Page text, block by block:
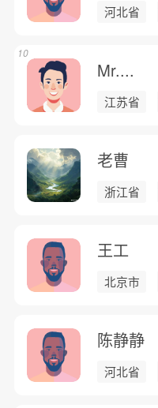
河北省
Mr....
江苏省
10
老曹
浙江省
王工
北京市
陈静静
河北省